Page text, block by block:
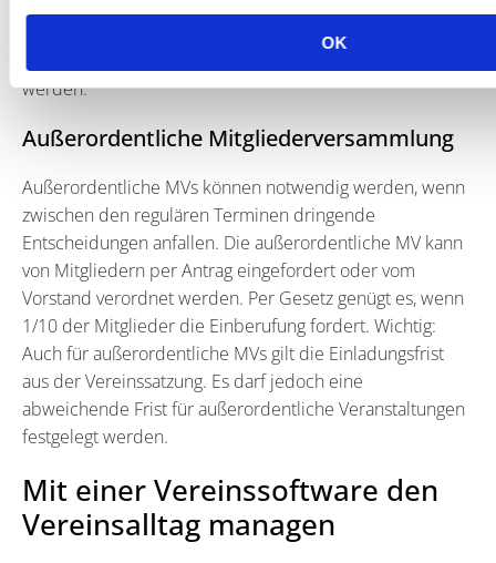
OK
Die rein virtuelle Variante hingegen muss zuerst durch
werden.
Außerordentliche Mitgliederversammlung
Außerordentliche MVs können notwendig werden, wenn
zwischen den regulären Terminen dringende
Entscheidungen anfallen. Die außerordentliche MV kann
von Mitgliedern per Antrag eingefordert oder vom
Vorstand verordnet werden. Per Gesetz genügt es, wenn
1/10 der Mitglieder die Einberufung fordert. Wichtig:
Auch für außerordentliche MVs gilt die Einladungsfrist
aus der Vereinssatzung. Es darf jedoch eine
abweichende Frist für außerordentliche Veranstaltungen
festgelegt werden.
Mit einer Vereinssoftware den
Vereinsalltag managen